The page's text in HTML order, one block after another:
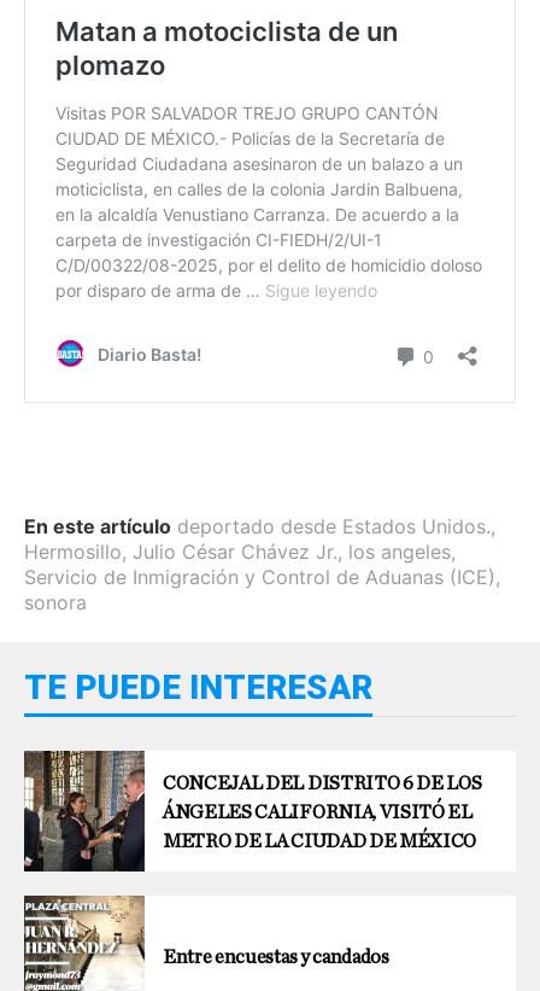
En este artículo deportado desde Estados Unidos.,
Hermosillo, Julio César Chávez Jr., los angeles,
Servicio de Inmigración y Control de Aduanas (ICE) ,
sonora
TE PUEDE INTERESAR
CONCEJAL DEL DISTRITO 6 DE LOS
ÁNGELES CALIFORNIA, VISITÓ EL
METRO DE LA CIUDAD DE MÉXICO
Entre encuestas y candados